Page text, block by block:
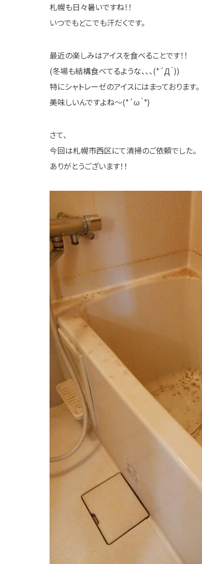
札幌も日々暑いですね！！
いつでもどこでも汗だくです。
最近の楽しみはアイスを食べることです！！
(冬場も結構食べてるような、、、(*´Д｀))
特にシャトレーゼのアイスにはまっております。
美味しいんですよね～(*´ω｀*)
さて、
今回は札幌市西区にて清掃のご依頼でした。
ありがとうございます！！